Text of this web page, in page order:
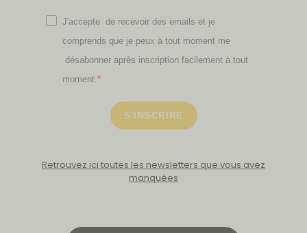
J'accepte de recevoir des emails et je
comprends que je peux à tout moment me
désabonner après inscription facilement à tout
moment.
S'INSCRIRE
Retrouvez ici toutes les newsletters que vous avez
manquées